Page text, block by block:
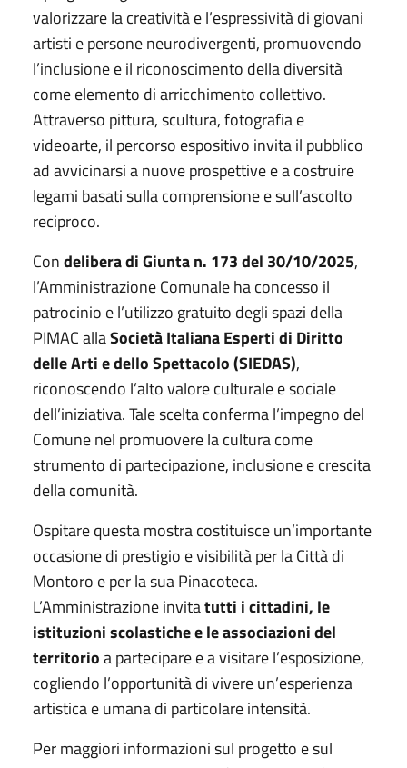
valorizzare la creatività e l’espressività di giovani
artisti e persone neurodivergenti, promuovendo
l’inclusione e il riconoscimento della diversità
come elemento di arricchimento collettivo.
Attraverso pittura, scultura, fotografia e
videoarte, il percorso espositivo invita il pubblico
ad avvicinarsi a nuove prospettive e a costruire
legami basati sulla comprensione e sull’ascolto
reciproco.
Condelibera di Giunta n. 173 del 30/10/2025,
l’Amministrazione Comunale ha concesso il
patrocinio e l’utilizzo gratuito degli spazi della
PIMAC allaSocietà Italiana Esperti di Diritto
delle Arti e dello Spettacolo (SIEDAS),
riconoscendo l’alto valore culturale e sociale
dell’iniziativa. Tale scelta conferma l’impegno del
Comune nel promuovere la cultura come
strumento di partecipazione, inclusione e crescita
della comunità.
Ospitare questa mostra costituisce un’importante
occasione di prestigio e visibilità per la Città di
Montoro e per la sua Pinacoteca.
L’Amministrazione invitatutti i cittadini, le
istituzioni scolastiche e le associazioni del
territorioa partecipare e a visitare l’esposizione,
cogliendo l’opportunità di vivere un’esperienza
artistica e umana di particolare intensità.
Per maggiori informazioni sul progetto e sul